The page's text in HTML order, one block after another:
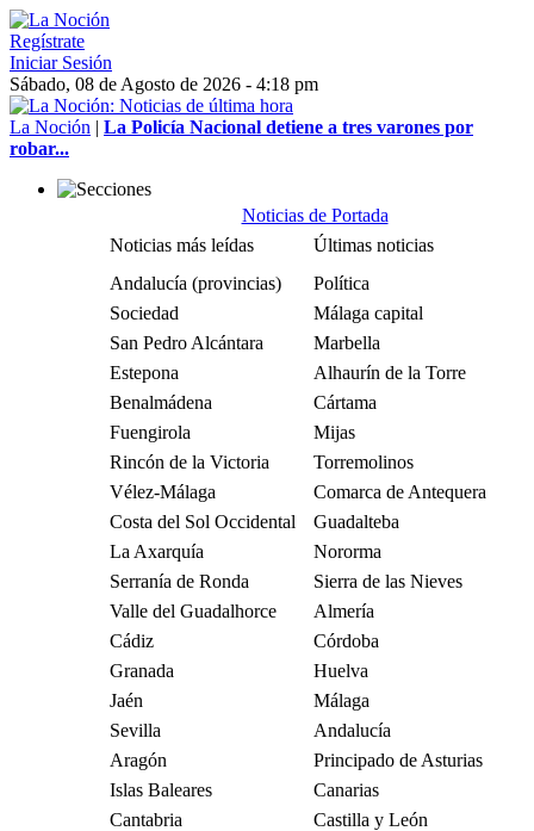
Regístrate
Iniciar Sesión
Sábado, 08 de Agosto de 2026 - 4:18 pm
La Noción | La Policía Nacional detiene a tres varones por
robar...
Noticias de Portada
Noticias más leídas
Últimas noticias
Andalucía (provincias)
Política
Sociedad
Málaga capital
San Pedro Alcántara
Marbella
Estepona
Alhaurín de la Torre
Benalmádena
Cártama
Fuengirola
Mijas
Rincón de la Victoria
Torremolinos
Vélez-Málaga
Comarca de Antequera
Costa del Sol Occidental
Guadalteba
La Axarquía
Nororma
Serranía de Ronda
Sierra de las Nieves
Valle del Guadalhorce
Almería
Cádiz
Córdoba
Granada
Huelva
Jaén
Málaga
Sevilla
Andalucía
Aragón
Principado de Asturias
Islas Baleares
Canarias
Cantabria
Castilla y León